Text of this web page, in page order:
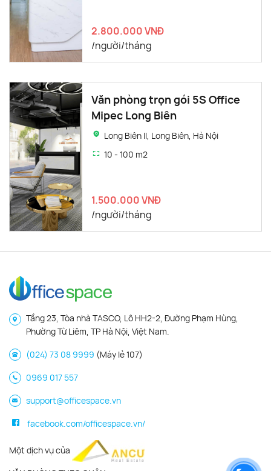
2.800.000 VNĐ
/người/tháng
Văn phòng trọn gói 5S Office
Mipec Long Biên
Long Biên II, Long Biên, Hà Nội
10 - 100 m2
1.500.000 VNĐ
/người/tháng
Tầng 23, Tòa nhà TASCO, Lô HH2-2, Đường Phạm Hùng,
Phường Từ Liêm, TP Hà Nội, Việt Nam.
(024) 73 08 9999 (Máy lẻ 107)
0969 017 557
support@officespace.vn
facebook.com/officespace.vn/
Một dịch vụ của